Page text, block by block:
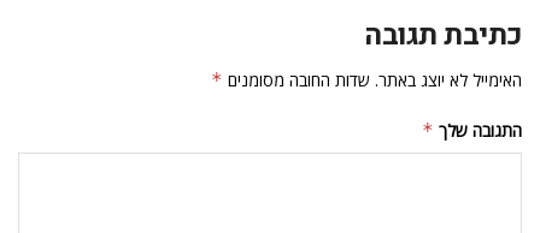
כתיבת תגובה
האימייל לא יוצג באתר. שדות החובה מסומנים *
התגובה שלך *